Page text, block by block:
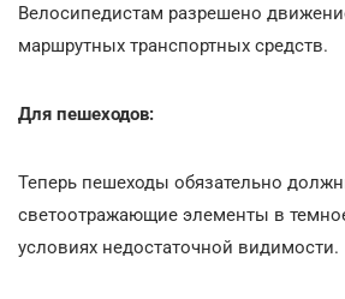
Велосипедистам разрешено
маршрутных транспортных средств.
Для пешеходов:
Теперь пешеходы обязательно
светоотражающие элементы в
условиях недостаточной видимости.